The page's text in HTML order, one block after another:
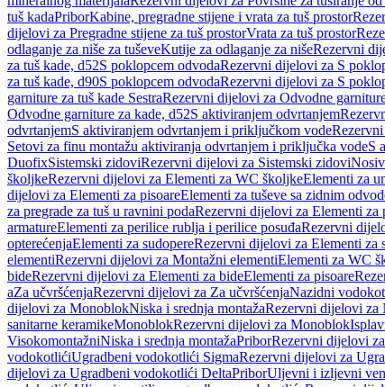
tuš kadaPriborKabine, pregradne stijene i vrata za tuš prostor
dijelovi za Pregradne stijene za tuš prostorVrata za tuš prostor
odlaganje za niše za tuševeKutije za odlaganje za nišeRezervni
za tuš kade, d52S poklopcem odvodaRezervni dijelovi za S
za tuš kade, d90S poklopcem odvodaRezervni dijelovi za S
garniture za tuš kade SestraRezervni dijelovi za Odvodne
Odvodne garniture za kade, d52S aktiviranjem odvrtanjem
odvrtanjemS aktiviranjem odvrtanjem i priključkom vode
Setovi za finu montažu aktiviranja odvrtanjem i priključka vodeS
DuofixSistemski zidoviRezervni dijelovi za Sistemski zidovi
školjkeRezervni dijelovi za Elementi za WC školjkeElementi za
dijelovi za Elementi za pisoareElementi za tuševe sa zidnim
za pregrade za tuš u ravnini podaRezervni dijelovi za Elementi za
armatureElementi za perilice rublja i perilice posuđaRezervni
opterećenjaElementi za sudopereRezervni dijelovi za Elementi za
elementiRezervni dijelovi za Montažni elementiElementi za WC
bideRezervni dijelovi za Elementi za bideElementi za pisoare
aZa učvršćenjaRezervni dijelovi za Za učvršćenjaNazidni
dijelovi za MonoblokNiska i srednja montažaRezervni dijelovi za
sanitarne keramikeMonoblokRezervni dijelovi za Monoblok
VisokomontažniNiska i srednja montažaPriborRezervni dijelovi
vodokotlićiUgradbeni vodokotlići SigmaRezervni dijelovi za
dijelovi za Ugradbeni vodokotlići DeltaPriborUljevni i izljevni